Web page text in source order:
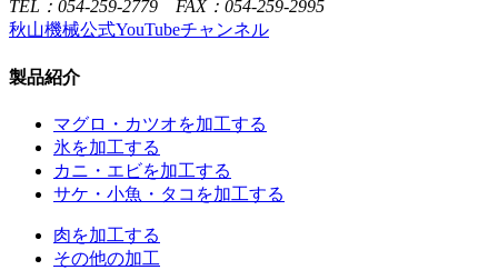
TEL：054-259-2779 FAX：054-259-2995
秋山機械公式YouTubeチャンネル
製品紹介
マグロ・カツオを加工する
氷を加工する
カニ・エビを加工する
サケ・小魚・タコを加工する
肉を加工する
その他の加工